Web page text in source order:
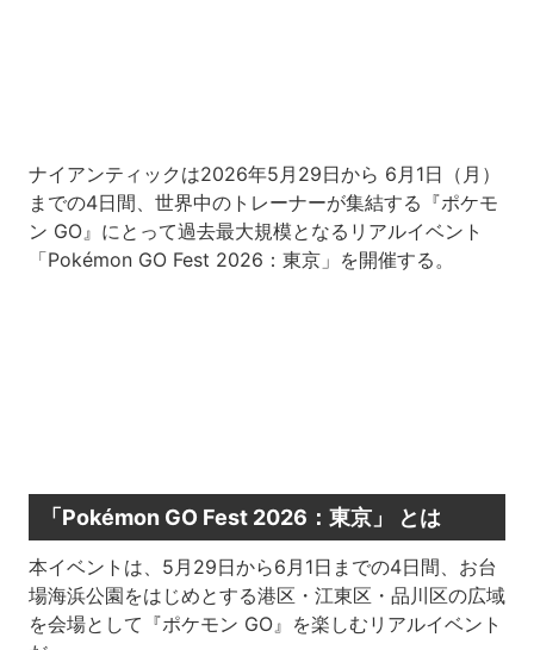
ナイアンティックは2026年5月29日から 6月1日（月）
までの4日間、世界中のトレーナーが集結する『ポケモ
ン GO』にとって過去最大規模となるリアルイベント
「Pokémon GO Fest 2026：東京」を開催する。
「Pokémon GO Fest 2026：東京」 とは
本イベントは、5月29日から6月1日までの4日間、お台
場海浜公園をはじめとする港区・江東区・品川区の広域
を会場として『ポケモン GO』を楽しむリアルイベント